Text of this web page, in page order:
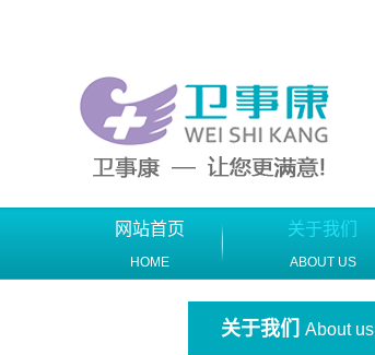
网站首页
HOME
关于我们
ABOUT US
关于我们 About us